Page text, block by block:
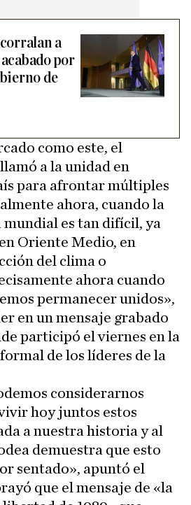
a
por
de
como este, el
llamó a la unidad en
para afrontar múltiples
ahora, cuando la
es tan difícil, ya
Oriente Medio, en
del clima o
ahora cuando
permanecer unidos»,
en un mensaje grabado
participó el viernes en la
de los líderes de la
considerarnos
hoy juntos estos
a nuestra historia y al
demuestra que esto
sentado», apuntó el
que el mensaje de «la